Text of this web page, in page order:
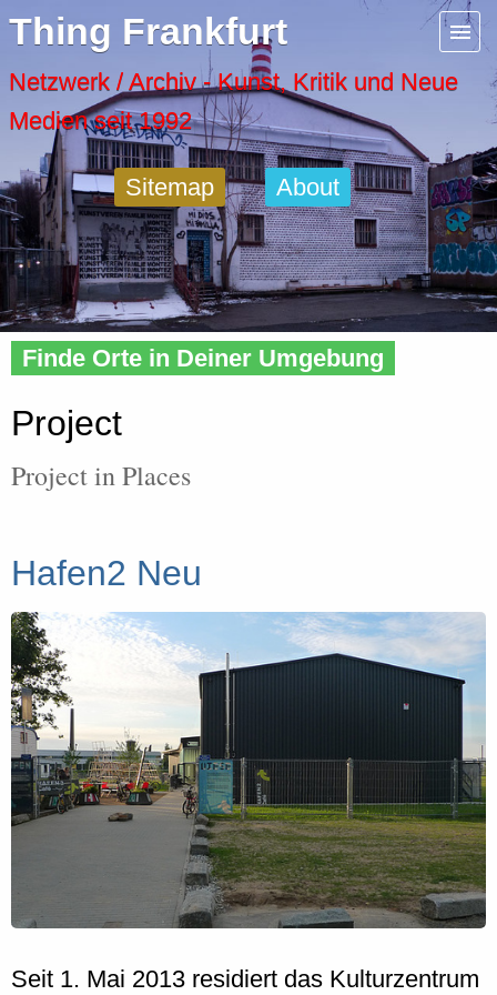
Thing Frankfurt
Netzwerk / Archiv - Kunst, Kritik und Neue
Medien seit 1992
Sitemap About
Home »Places»Type» Project
Finde Orte in Deiner Umgebung
Project
Project in Places
Hafen2 Neu
Seit 1. Mai 2013 residiert das Kulturzentrum
Menu
Artspaces
Cool Places
Frankfurt Diary
Activity
Recent Posts